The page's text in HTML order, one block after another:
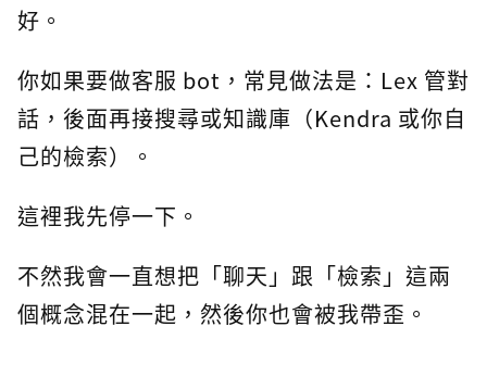
好。
你如果要做客服 bot，常見做法是：Lex 管對
話，後面再接搜尋或知識庫（Kendra 或你自
己的檢索）。
這裡我先停一下。
不然我會一直想把「聊天」跟「檢索」這兩
個概念混在一起，然後你也會被我帶歪。